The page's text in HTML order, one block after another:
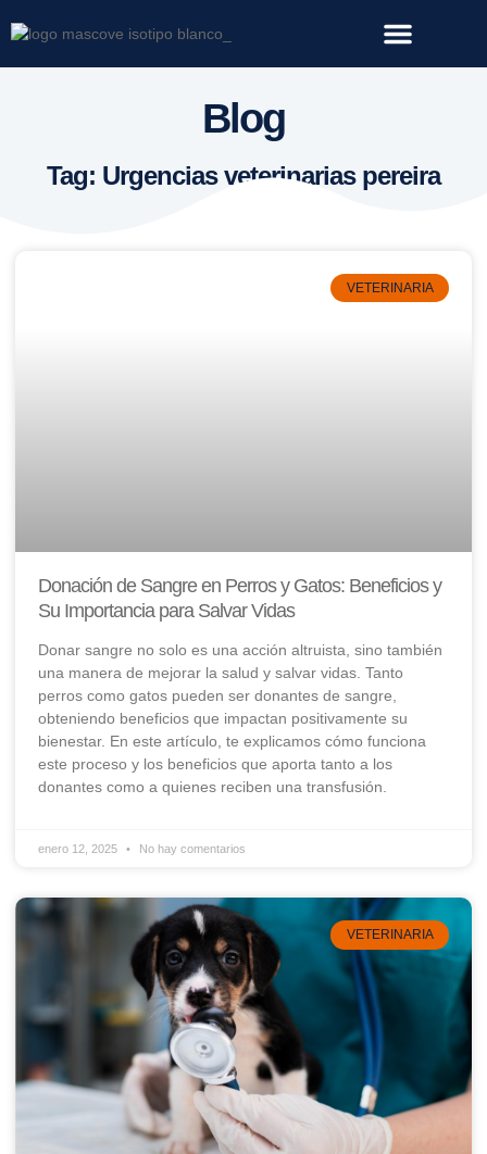
Blog
Tag: Urgencias veterinarias pereira
VETERINARIA
Donación de Sangre en Perros y Gatos: Beneficios y
Su Importancia para Salvar Vidas
Donar sangre no solo es una acción altruista, sino también
una manera de mejorar la salud y salvar vidas. Tanto
perros como gatos pueden ser donantes de sangre,
obteniendo beneficios que impactan positivamente su
bienestar. En este artículo, te explicamos cómo funciona
este proceso y los beneficios que aporta tanto a los
donantes como a quienes reciben una transfusión.
enero 12, 2025 No hay comentarios
VETERINARIA